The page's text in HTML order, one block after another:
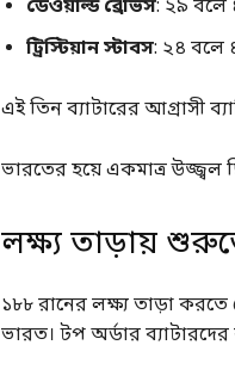
ডেওয়াল্ড ব্রেভিস: ২৯ বলে
ট্রিস্টিয়ান স্টাবস: ২৪ বলে
এই তিন ব্যাটারের আগ্রাসী
ভারতের হয়ে একমাত্র উজ্জ্বল
লক্ষ্য তাড়ায়
১৮৮ রানের লক্ষ্য তাড়া করতে
ভারত। টপ অর্ডার ব্যাটারদের